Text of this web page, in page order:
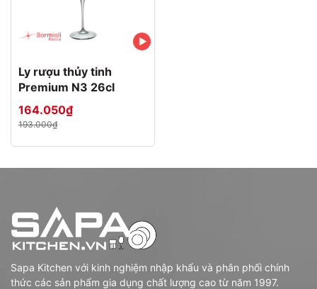
Ly rượu thủy tinh
Premium N3 26cl
164.050₫
193.000₫
Sapa Kitchen với kinh nghiệm nhập khẩu và phân phối chính
thức các sản phẩm gia dụng chất lượng cao từ năm 1997.